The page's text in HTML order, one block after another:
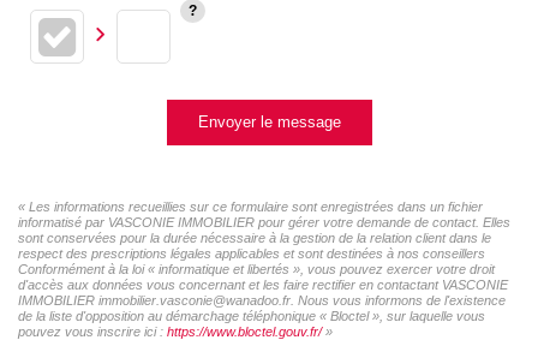
Envoyer le message
« Les informations recueillies sur ce formulaire sont enregistrées dans un fichier
informatisé par VASCONIE IMMOBILIER pour gérer votre demande de contact. Elles
sont conservées pour la durée nécessaire à la gestion de la relation client dans le
respect des prescriptions légales applicables et sont destinées à nos conseillers
Conformément à la loi « informatique et libertés », vous pouvez exercer votre droit
d'accès aux données vous concernant et les faire rectifier en contactant VASCONIE
IMMOBILIER immobilier.vasconie@wanadoo.fr. Nous vous informons de l'existence
de la liste d'opposition au démarchage téléphonique « Bloctel », sur laquelle vous
pouvez vous inscrire ici : https://www.bloctel.gouv.fr/»